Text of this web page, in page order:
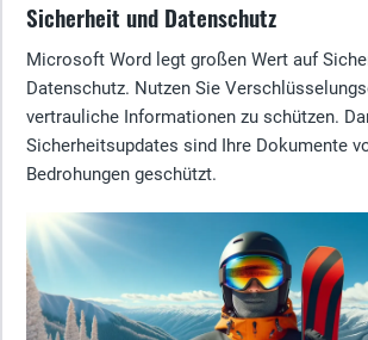
Sicherheit und Datenschutz
Microsoft Word legt großen Wert auf
Datenschutz. Nutzen Sie
vertrauliche Informationen zu schützen.
Sicherheitsupdates sind Ihre Dokumente
Bedrohungen geschützt.